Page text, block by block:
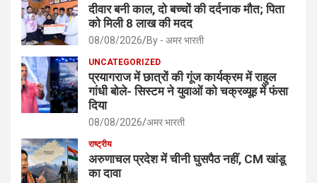
दीवार बनी काल, दो बच्चों की दर्दनाक मौत; पिता
को मिली 8 लाख की मदद
08/08/2026 By - अमर भारती
UNCATEGORIZED
प्रयागराज में छात्रों की गूंज कार्यक्रम में राहुल
गांधी बोले- सिस्टम ने युवाओं को चक्रव्यूह में फंसा
दिया
08/08/2026 अमर भारती
राष्ट्रीय
अरुणाचल प्रदेश में चीनी घुसपैठ नहीं, CM खांडू
का दावा